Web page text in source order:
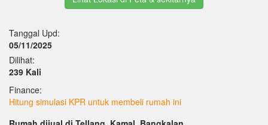
Tanggal Upd:
05/11/2025
Dilihat:
239 Kali
Finance:
Hitung simulasi KPR untuk membeli rumah ini